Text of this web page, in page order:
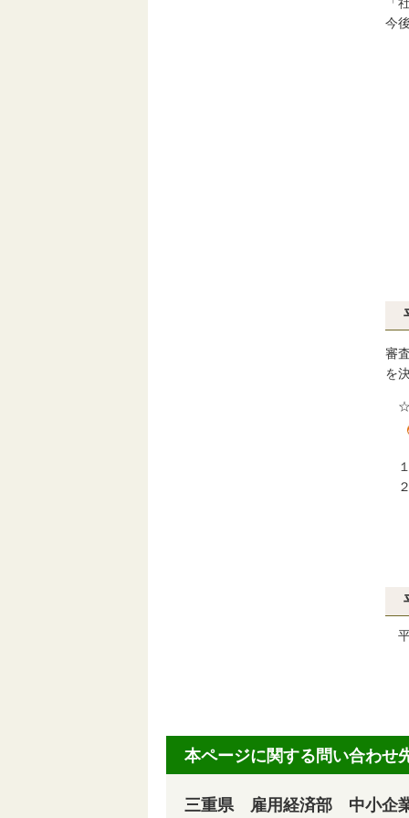
今
審
を
☆
１
平
本ページに関する問い合わせ
三重県 雇用経済部 中小企